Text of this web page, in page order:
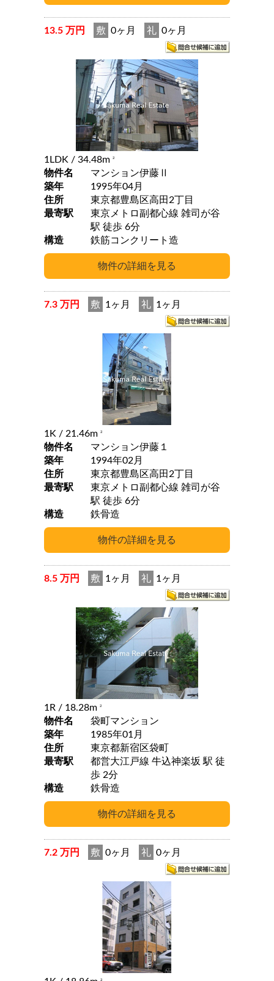
13.5 万円 敷 0ヶ月 礼 0ヶ月
1LDK / 34.48m 2
物件名
マンション伊藤Ⅱ
築年
1995年04月
住所
東京都豊島区高田2丁目
最寄駅
東京メトロ副都心線 雑司が谷
駅 徒歩 6分
構造
鉄筋コンクリート造
7.3 万円 敷 1ヶ月 礼 1ヶ月
1K / 21.46m 2
物件名
マンション伊藤１
築年
1994年02月
住所
東京都豊島区高田2丁目
最寄駅
東京メトロ副都心線 雑司が谷
駅 徒歩 6分
構造
鉄骨造
8.5 万円 敷 1ヶ月 礼 1ヶ月
1R / 18.28m 2
物件名
袋町マンション
築年
1985年01月
住所
東京都新宿区袋町
最寄駅
都営大江戸線 牛込神楽坂 駅 徒
歩 2分
構造
鉄骨造
7.2 万円 敷 0ヶ月 礼 0ヶ月
2